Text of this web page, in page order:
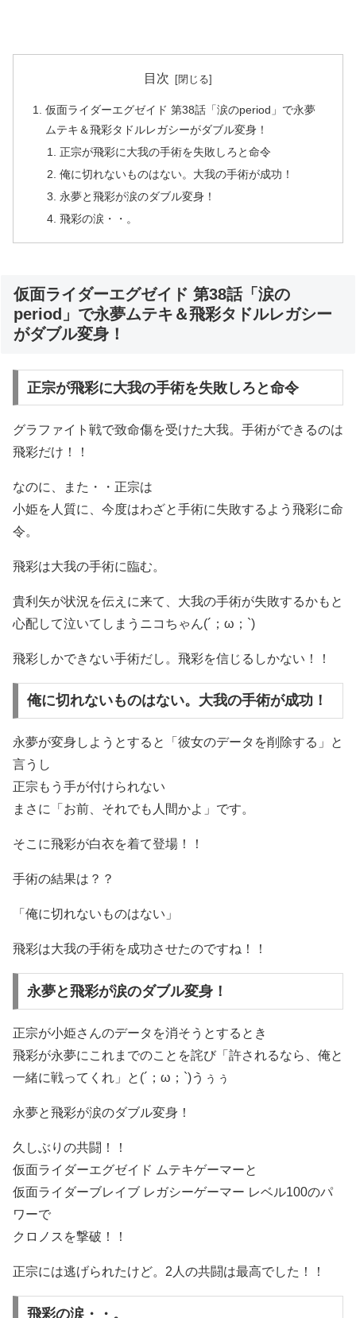
目次
仮面ライダーエグゼイド 第38話「涙のperiod」で永夢
ムテキ＆飛彩タドルレガシーがダブル変身！
正宗が飛彩に大我の手術を失敗しろと命令
俺に切れないものはない。大我の手術が成功！
永夢と飛彩が涙のダブル変身！
飛彩の涙・・。
仮面ライダーエグゼイド 第38話「涙の
period」で永夢ムテキ＆飛彩タドルレガシー
がダブル変身！
正宗が飛彩に大我の手術を失敗しろと命令
グラファイト戦で致命傷を受けた大我。手術ができるのは
飛彩だけ！！
なのに、また・・正宗は
小姫を人質に、今度はわざと手術に失敗するよう飛彩に命
令。
飛彩は大我の手術に臨む。
貴利矢が状況を伝えに来て、大我の手術が失敗するかもと
心配して泣いてしまうニコちゃん(´；ω；`)
飛彩しかできない手術だし。飛彩を信じるしかない！！
俺に切れないものはない。大我の手術が成功！
永夢が変身しようとすると「彼女のデータを削除する」と
言うし
正宗もう手が付けられない
まさに「お前、それでも人間かよ」です。
そこに飛彩が白衣を着て登場！！
手術の結果は？？
「俺に切れないものはない」
飛彩は大我の手術を成功させたのですね！！
永夢と飛彩が涙のダブル変身！
正宗が小姫さんのデータを消そうとするとき
飛彩が永夢にこれまでのことを詫び「許されるなら、俺と
一緒に戦ってくれ」と(´；ω；`)うぅぅ
永夢と飛彩が涙のダブル変身！
久しぶりの共闘！！
仮面ライダーエグゼイド ムテキゲーマーと
仮面ライダーブレイブ レガシーゲーマー レベル100のパ
ワーで
クロノスを撃破！！
正宗には逃げられたけど。2人の共闘は最高でした！！
飛彩の涙・・。